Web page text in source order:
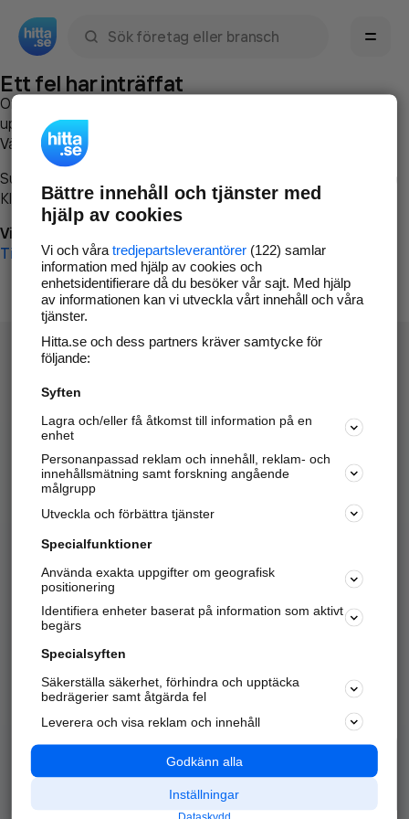
Ett fel har inträffat
Om du vill kan du
uppstod så att vi lättare och snabbare kan avhjälpa det.
Vänligen försök med följande:
Surfa till
Klicka påTillbaka-knappen i webbläsaren och försök igen
Vi beklagar besväret!
Till startsidan
Hitta.se - Gratis nummerupplysning.
Sök företag, personer och platser.
Hitta telefonnummer, adresser, företagsinfo mm.
Marknadsför företaget
Kom igång och annonsera mot
samarbetspartners nära dig.
Alla kategorier
Populära sökningar
API & Kartor
Annonsera
Integritet
Nödnummer
Bättre innehåll och tjänster med
hjälp av cookies
Vi och våra tredjepartsleverantörer(122) samlar
information med hjälp av cookies och
enhetsidentifierare då du besöker vår sajt. Med hjälp
av informationen kan vi utveckla vårt innehåll och våra
tjänster.
Hitta.se och dess partners kräver samtycke för
följande:
Syften
Lagra och/eller få åtkomst till information på en
enhet
Personanpassad reklam och innehåll, reklam- och
innehållsmätning samt forskning angående
målgrupp
Utveckla och förbättra tjänster
Specialfunktioner
Använda exakta uppgifter om geografisk
positionering
Identifiera enheter baserat på information som aktivt
begärs
Specialsyften
Säkerställa säkerhet, förhindra och upptäcka
bedrägerier samt åtgärda fel
Leverera och visa reklam och innehåll
Godkänn alla
Inställningar
Dataskydd